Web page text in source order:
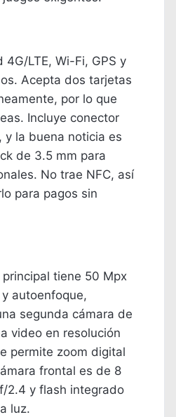
LTE, Wi-Fi, GPS y
Acepta dos tarjetas
por lo que
Incluye conector
y la buena noticia es
de 3.5 mm para
No trae NFC, así
para pagos sin
tiene 50 Mpx
autoenfoque,
segunda cámara de
video en resolución
permite zoom digital
frontal es de 8
2.4 y flash integrado
luz.